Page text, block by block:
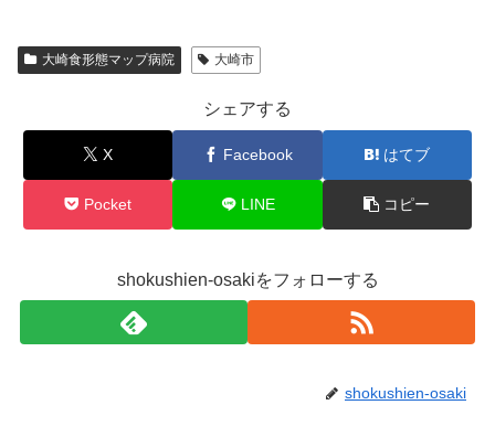
大崎食形態マップ病院 大崎市
シェアする
X Facebook はてブ
Pocket LINE コピー
shokushien-osakiをフォローする
shokushien-osaki